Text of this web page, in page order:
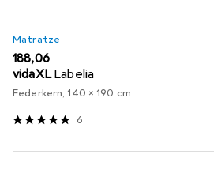
Matratze
EUR
188,06
vidaXL Labelia
Federkern, 140 x 190 cm
6